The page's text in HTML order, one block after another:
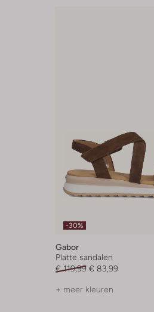
-30%
Gabor
Platte sandalen
€ 119,99 € 83,99
+ meer kleuren